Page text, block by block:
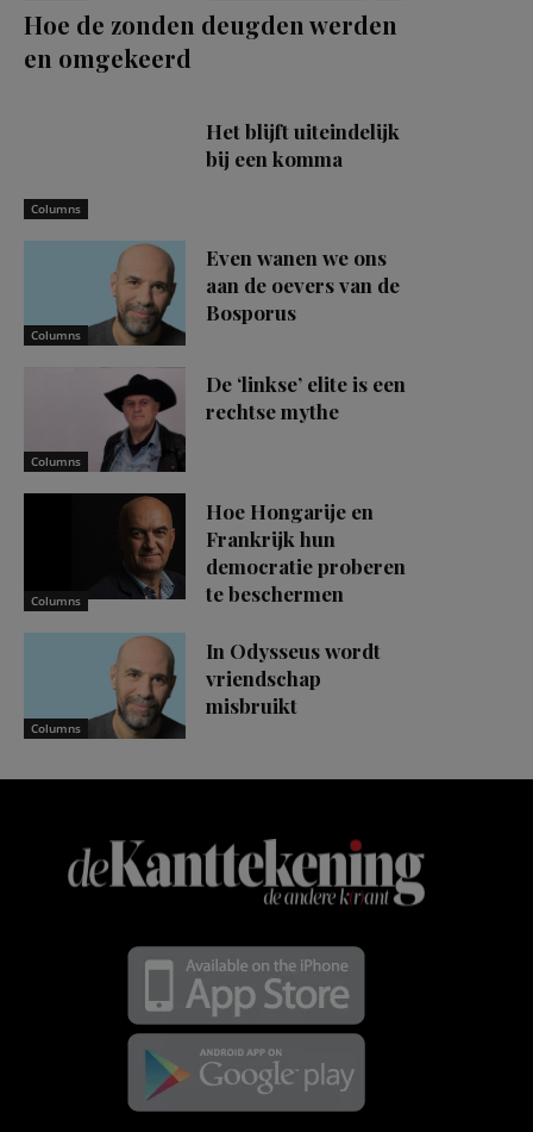
Hoe de zonden deugden werden
en omgekeerd
Columns
Het blijft uiteindelijk
bij een komma
Columns
Even wanen we ons
aan de oevers van de
Bosporus
Columns
De ‘linkse’ elite is een
rechtse mythe
Columns
Hoe Hongarije en
Frankrijk hun
democratie proberen
te beschermen
Columns
In Odysseus wordt
vriendschap
misbruikt